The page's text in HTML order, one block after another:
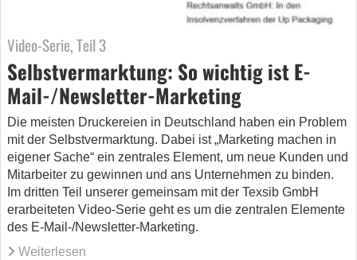
Video-Serie, Teil 3
Selbstvermarktung: So wichtig ist E-
Mail-/Newsletter-Marketing
Die meisten Druckereien in Deutschland haben ein Problem
mit der Selbstvermarktung. Dabei ist „Marketing machen in
eigener Sache“ ein zentrales Element, um neue Kunden und
Mitarbeiter zu gewinnen und ans Unternehmen zu binden.
Im dritten Teil unserer gemeinsam mit der Texsib GmbH
erarbeiteten Video-Serie geht es um die zentralen Elemente
des E-Mail-/Newsletter-Marketing.
Weiterlesen